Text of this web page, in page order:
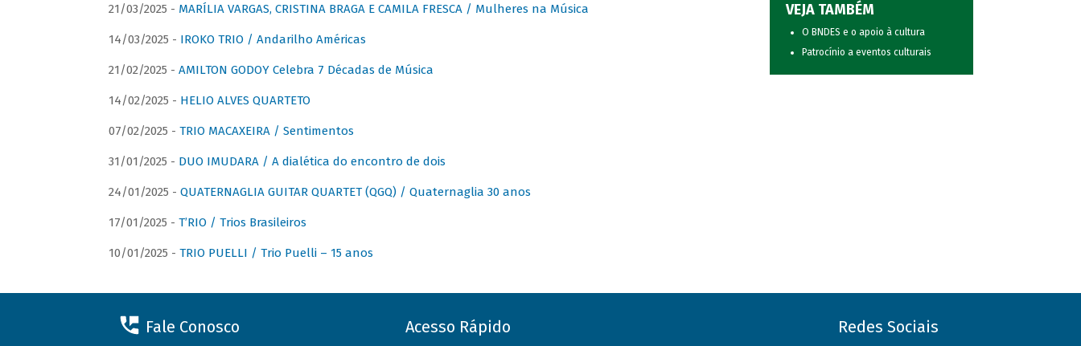
21/03/2025 - MARÍLIA VARGAS, CRISTINA BRAGA E CAMILA FRESCA / Mulheres na Música
14/03/2025 - IROKO TRIO / Andarilho Américas
21/02/2025 - AMILTON GODOY Celebra 7 Décadas de Música
14/02/2025 - HELIO ALVES QUARTETO
07/02/2025 - TRIO MACAXEIRA / Sentimentos
31/01/2025 - DUO IMUDARA / A dialética do encontro de dois
24/01/2025 - QUATERNAGLIA GUITAR QUARTET (QGQ) / Quaternaglia 30 anos
17/01/2025 - T’RIO / Trios Brasileiros
10/01/2025 - TRIO PUELLI / Trio Puelli – 15 anos
VEJA TAMBÉM
O BNDES e o apoio à cultura
Patrocínio a eventos culturais
Fale Conosco Acesso Rápido Redes Sociais